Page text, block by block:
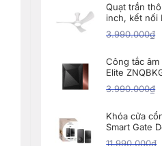
Quạt trần
inch, kết nối
3.990.000₫
Công tắc
Elite
3.990.000₫
Khóa cửa
Smart Gate
11.990.000₫